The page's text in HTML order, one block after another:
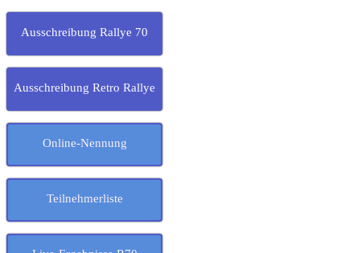
Ausschreibung Rallye 70
Ausschreibung Retro Rallye
Online-Nennung
Teilnehmerliste